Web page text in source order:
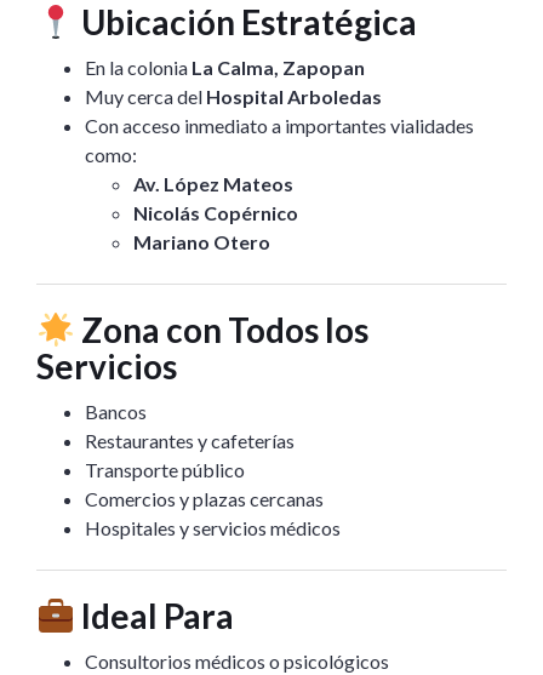
Ubicación Estratégica
En la colonia La Calma, Zapopan
Muy cerca del Hospital Arboledas
Con acceso inmediato a importantes vialidades
como:
Av. López Mateos
Nicolás Copérnico
Mariano Otero
Zona con Todos los
Servicios
Bancos
Restaurantes y cafeterías
Transporte público
Comercios y plazas cercanas
Hospitales y servicios médicos
Ideal Para
Consultorios médicos o psicológicos